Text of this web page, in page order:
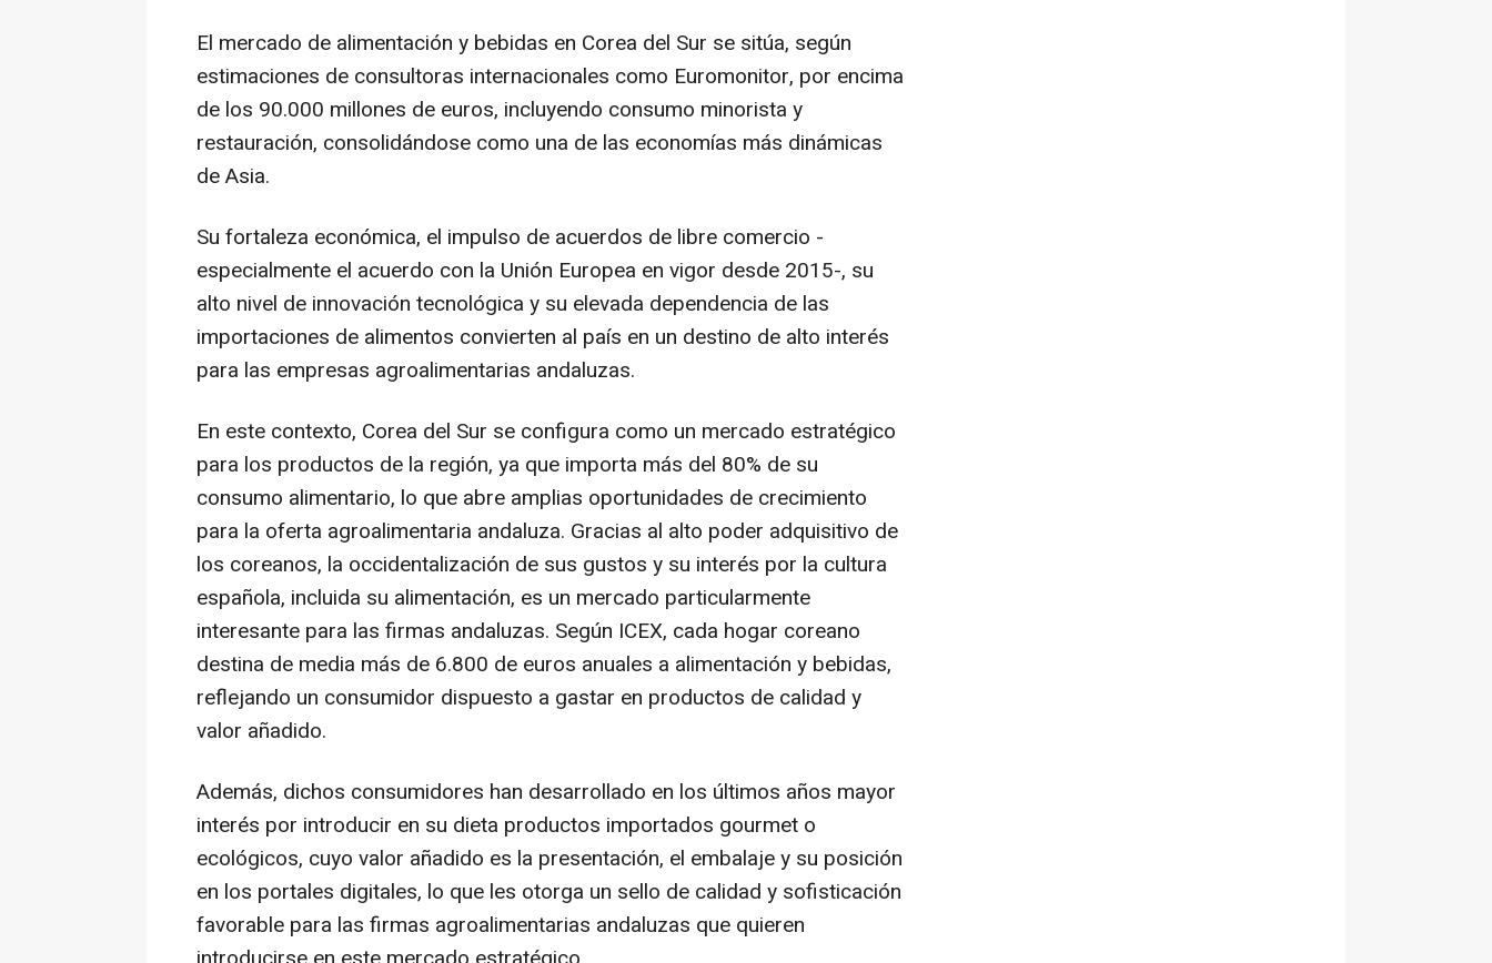
El mercado de alimentación y bebidas en Corea del Sur se sitúa, según
estimaciones de consultoras internacionales como Euromonitor, por encima
de los 90.000 millones de euros, incluyendo consumo minorista y
restauración, consolidándose como una de las economías más dinámicas
de Asia.
Su fortaleza económica, el impulso de acuerdos de libre comercio -
especialmente el acuerdo con la Unión Europea en vigor desde 2015-, su
alto nivel de innovación tecnológica y su elevada dependencia de las
importaciones de alimentos convierten al país en un destino de alto interés
para las empresas agroalimentarias andaluzas.
En este contexto, Corea del Sur se configura como un mercado estratégico
para los productos de la región, ya que importa más del 80% de su
consumo alimentario, lo que abre amplias oportunidades de crecimiento
para la oferta agroalimentaria andaluza. Gracias al alto poder adquisitivo de
los coreanos, la occidentalización de sus gustos y su interés por la cultura
española, incluida su alimentación, es un mercado particularmente
interesante para las firmas andaluzas. Según ICEX, cada hogar coreano
destina de media más de 6.800 de euros anuales a alimentación y bebidas,
reflejando un consumidor dispuesto a gastar en productos de calidad y
valor añadido.
Además, dichos consumidores han desarrollado en los últimos años mayor
interés por introducir en su dieta productos importados gourmet o
ecológicos, cuyo valor añadido es la presentación, el embalaje y su posición
en los portales digitales, lo que les otorga un sello de calidad y sofisticación
favorable para las firmas agroalimentarias andaluzas que quieren